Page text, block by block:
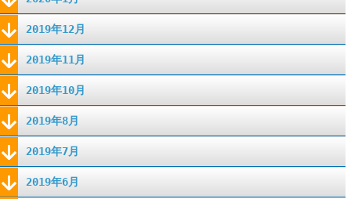
2019年12月
2019年11月
2019年10月
2019年8月
2019年7月
2019年6月